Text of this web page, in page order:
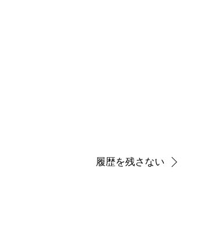
履歴を残さない